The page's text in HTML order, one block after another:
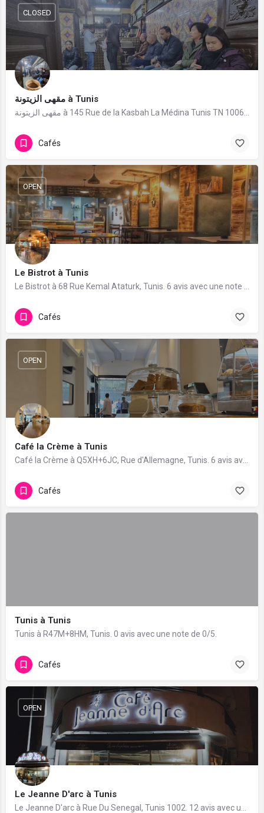
مقهى الزيتونة à Tunis
CLOSED
Cafés
Le Bistrot à Tunis
OPEN
Cafés
Café la Crème à Tunis
OPEN
Cafés
Tunis à Tunis
Tunis à R47M+8HM, Tunis. 0 avis avec une note de 0/5.
Cafés
Le Jeanne D'arc à Tunis
OPEN